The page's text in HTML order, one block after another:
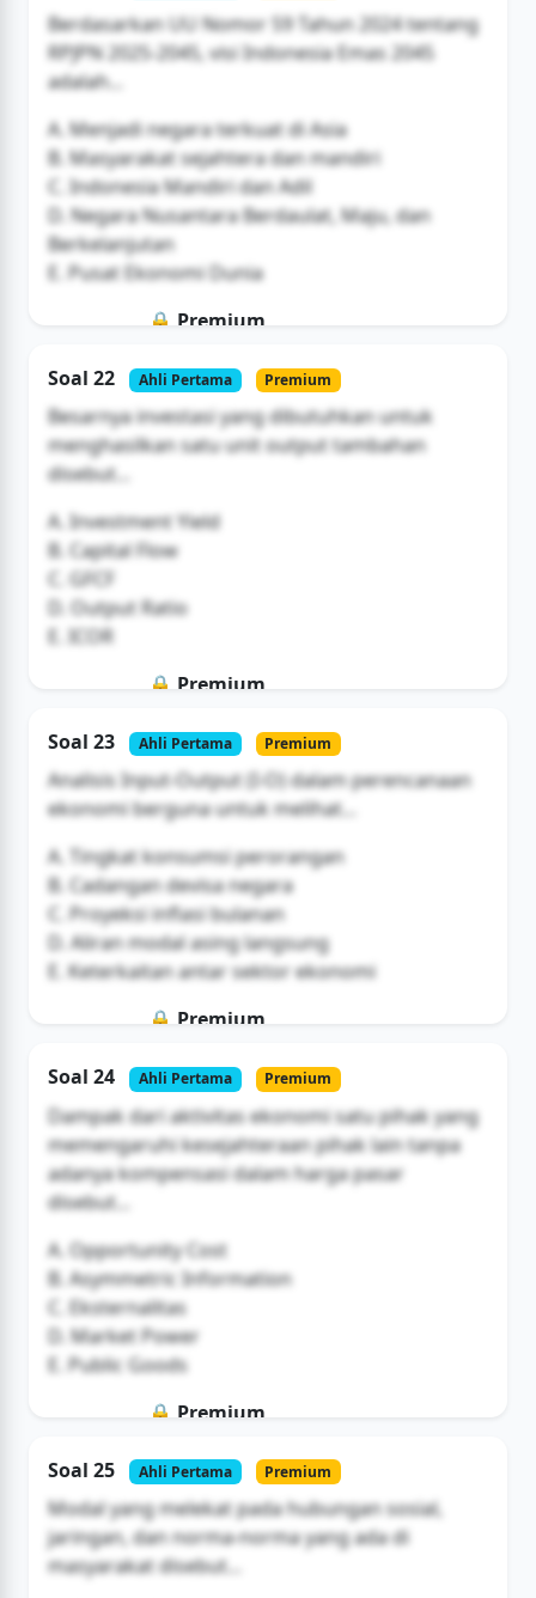
Berdasarkan UU Nomor 59 Tahun 2024 tentang
RPJPN 2025-2045, visi Indonesia Emas 2045
adalah...
A. Menjadi negara terkuat di Asia
B. Masyarakat sejahtera dan mandiri
C. Indonesia Mandiri dan Adil
D. Negara Nusantara Berdaulat, Maju, dan
Berkelanjutan
E. Pusat Ekonomi Dunia
🔒 Premium
Buka Akses
Soal 22 Ahli Pertama Premium
Besarnya investasi yang dibutuhkan untuk
menghasilkan satu unit output tambahan
disebut...
A. Investment Yield
B. Capital Flow
C. GFCF
D. Output Ratio
E. ICOR
🔒 Premium
Buka Akses
Soal 23 Ahli Pertama Premium
Analisis Input-Output (I-O) dalam perencanaan
ekonomi berguna untuk melihat...
A. Tingkat konsumsi perorangan
B. Cadangan devisa negara
C. Proyeksi inflasi bulanan
D. Aliran modal asing langsung
E. Keterkaitan antar sektor ekonomi
🔒 Premium
Buka Akses
Soal 24 Ahli Pertama Premium
Dampak dari aktivitas ekonomi satu pihak yang
memengaruhi kesejahteraan pihak lain tanpa
adanya kompensasi dalam harga pasar
disebut...
A. Opportunity Cost
B. Asymmetric Information
C. Eksternalitas
D. Market Power
E. Public Goods
🔒 Premium
Buka Akses
Soal 25 Ahli Pertama Premium
Modal yang melekat pada hubungan sosial,
jaringan, dan norma-norma yang ada di
masyarakat disebut...